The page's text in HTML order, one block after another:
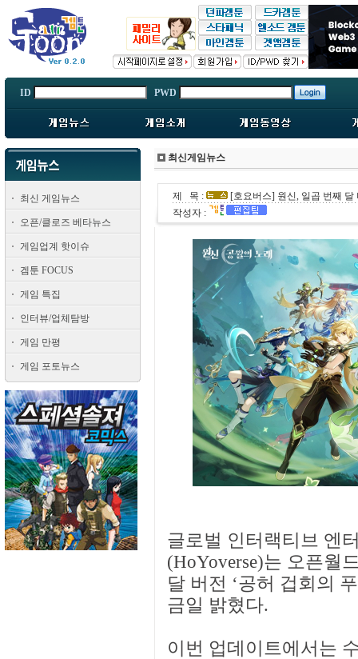
ID PWD
최신 게임뉴스
오픈/클로즈 베타뉴스
게임업계 핫이슈
겜툰 FOCUS
게임 특집
인터뷰/업체탐방
게임 만평
게임 포토뉴스
최신게임뉴스
제 목 :
[호요버스] 원신, 일곱 번째 달
작성자 :
글로벌 인터랙티브 엔
(HoYoverse)는 오픈월
달 버전 ‘공허 겁회의
금일 밝혔다.
이번 업데이트에서는